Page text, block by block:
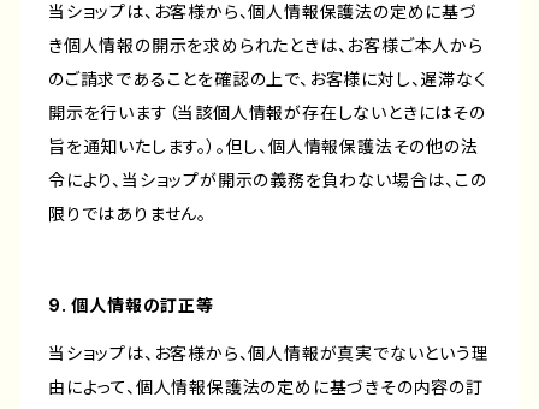
当ショップは、お客様から、個人情報保護法の定めに基づ
き個人情報の開示を求められたときは、お客様ご本人から
のご請求であることを確認の上で、お客様に対し、遅滞なく
開示を行います（当該個人情報が存在しないときにはその
旨を通知いたします。）。但し、個人情報保護法その他の法
令により、当ショップが開示の義務を負わない場合は、この
限りではありません。
9. 個人情報の訂正等
当ショップは、お客様から、個人情報が真実でないという理
由によって、個人情報保護法の定めに基づきその内容の訂